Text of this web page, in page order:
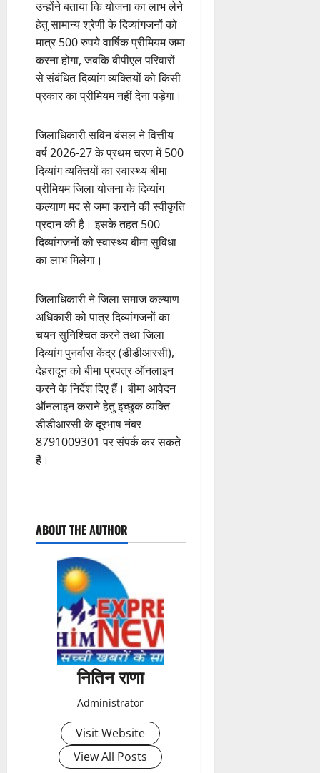
उन्होंने बताया कि योजना का लाभ लेने
हेतु सामान्य श्रेणी के दिव्यांगजनों को
मात्र 500 रुपये वार्षिक प्रीमियम जमा
करना होगा, जबकि बीपीएल परिवारों
से संबंधित दिव्यांग व्यक्तियों को किसी
प्रकार का प्रीमियम नहीं देना पड़ेगा।
जिलाधिकारी सविन बंसल ने वित्तीय
वर्ष 2026-27 के प्रथम चरण में 500
दिव्यांग व्यक्तियों का स्वास्थ्य बीमा
प्रीमियम जिला योजना के दिव्यांग
कल्याण मद से जमा कराने की स्वीकृति
प्रदान की है। इसके तहत 500
दिव्यांगजनों को स्वास्थ्य बीमा सुविधा
का लाभ मिलेगा।
जिलाधिकारी ने जिला समाज कल्याण
अधिकारी को पात्र दिव्यांगजनों का
चयन सुनिश्चित करने तथा जिला
दिव्यांग पुनर्वास केंद्र (डीडीआरसी),
देहरादून को बीमा प्रपत्र ऑनलाइन
करने के निर्देश दिए हैं। बीमा आवेदन
ऑनलाइन कराने हेतु इच्छुक व्यक्ति
डीडीआरसी के दूरभाष नंबर
8791009301 पर संपर्क कर सकते
हैं।
o
ABOUT THE AUTHOR
नितिन राणा
Administrator
Visit Website
View All Posts